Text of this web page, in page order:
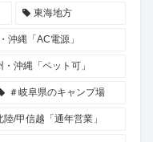
東海地方
沖縄「AC電源」
・沖縄「ペット可」
＃岐阜県のキャンプ場
陸/甲信越「通年営業」